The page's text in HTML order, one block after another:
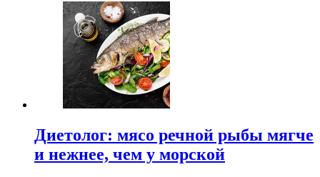
Диетолог: мясо речной рыбы мягче
и нежнее, чем у морской